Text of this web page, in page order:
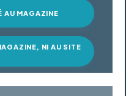
AU MAGAZINE
NI AU SITE